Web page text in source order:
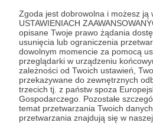
Zgoda jest dobrowolna i możesz ją
USTAWIENIACH
opisane Twoje prawo żądania
usunięcia lub ograniczenia
dowolnym momencie za pomocą
przeglądarki w urządzeniu
zależności od Twoich ustawień,
przekazywane do zewnętrznych
trzecich tj. z państw spoza
Gospodarczego. Pozostałe
temat przetwarzania Twoich
przetwarzania znajdują się w
wojna w ukrainie Walery Załużny